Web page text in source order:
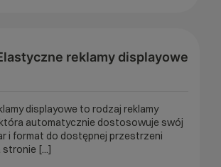
reklamy displayowe
displayowe to rodzaj reklamy
automatycznie dostosowuje swój
i format do dostępnej przestrzeni
stronie [...]